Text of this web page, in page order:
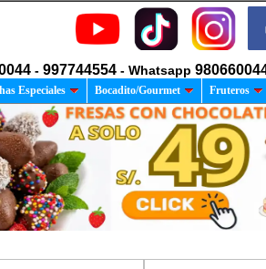
- 997744554 - Whatsapp
Especiales Bocadito/Gourmet Fruteros